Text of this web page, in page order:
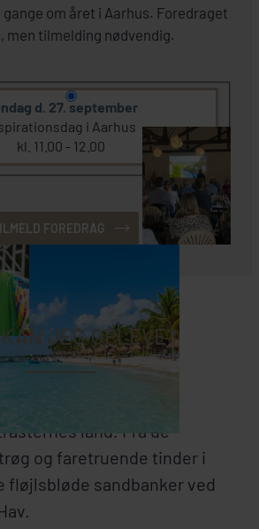
gange om året i Aarhus. Foredraget
men tilmelding nødvendig.
d. 27. september
i Aarhus
kl. 11.00 - 12.00
FOREDRAG
JEG OPLEVE?
land. Fra de
og faretruende tinder i
fløjlsbløde sandbanker ved